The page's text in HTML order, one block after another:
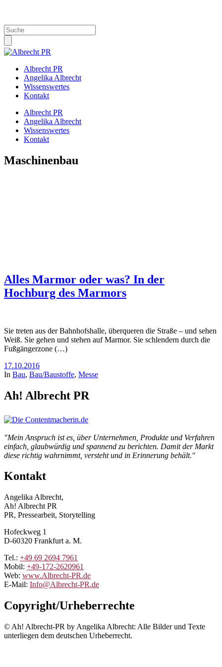
Albrecht PR
Angelika Albrecht
Wissenswertes
Kontakt
Albrecht PR
Angelika Albrecht
Wissenswertes
Kontakt
Maschinenbau
Alles Marmor oder was? In der
Hochburg des Marmors
Sie treten aus der Bahnhofshalle, überqueren die Straße – und sehen
Weiß. Sie gehen und stehen auf Marmor. Sie schlendern durch die
Fußgängerzone (…)
17.10.2016
In Bau, Bau/Baustoffe, Messe
Ah! Albrecht PR
"Mein Anspruch ist es, über Unternehmen, Produkte und Verfahren
einfach, glaubwürdig und spannend zu berichten. Damit der Markt
diese richtig wahrnimmt, versteht und in Erinnerung behält."
Kontakt
Angelika Albrecht,
Ah! Albrecht PR
PR, Pressearbeit, Storytelling
Hofeckweg 1
D-60320 Frankfurt a. M.
Tel.: +49 69 2694 7961
Mobil: +49-172-2620961
Web: www.Albrecht-PR.de
E-Mail: Info@Albrecht-PR.de
Copyright/Urheberrechte
© Ah! Albrecht-PR by Angelika Albrecht: Alle Bilder und Texte
unterliegen dem deutschen Urheberrecht.